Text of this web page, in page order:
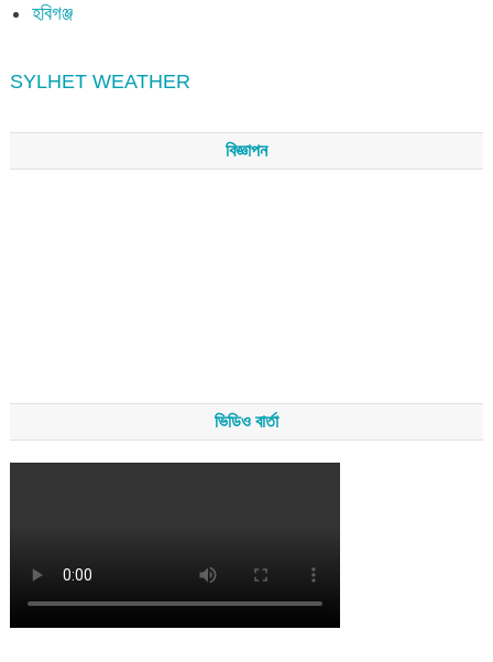
হবিগঞ্জ
SYLHET WEATHER
বিজ্ঞাপন
ভিডিও বার্তা